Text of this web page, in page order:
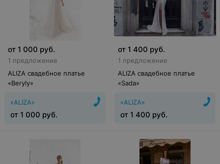
от 1 000 руб.
1 предложение
ALIZA свадебное платье
«Beryly»
«ALIZA»
от 1 000 руб.
от 1 400 руб.
1 предложение
ALIZA свадебное платье
«Sada»
«ALIZA»
от 1 400 руб.